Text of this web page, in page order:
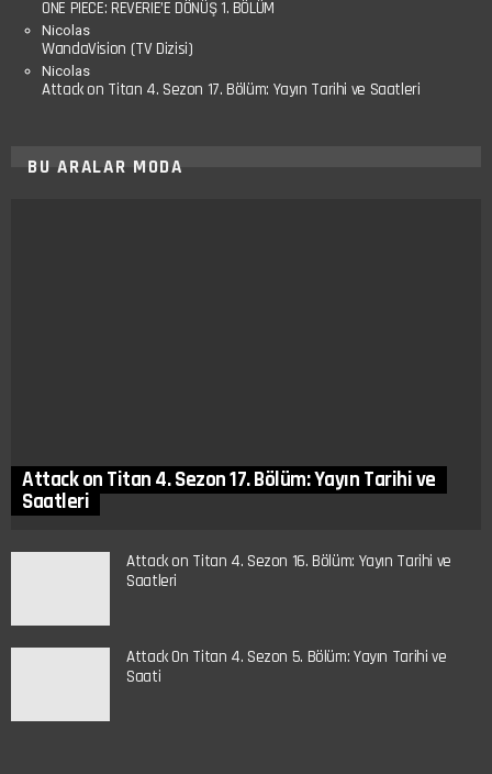
ONE PIECE: REVERIE’E DÖNÜŞ 1. BÖLÜM
Nicolas
WandaVision (TV Dizisi)
Nicolas
Attack on Titan 4. Sezon 17. Bölüm: Yayın Tarihi ve Saatleri
BU ARALAR MODA
Attack on Titan 4. Sezon 17. Bölüm: Yayın Tarihi ve
Saatleri
Attack on Titan 4. Sezon 16. Bölüm: Yayın Tarihi ve
Saatleri
Attack On Titan 4. Sezon 5. Bölüm: Yayın Tarihi ve
Saati